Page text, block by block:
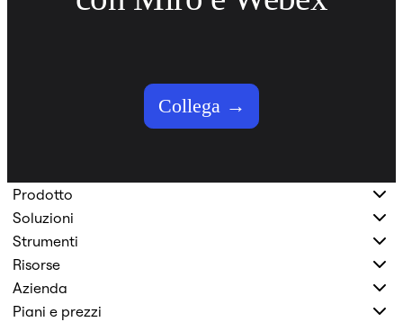
Collega →
Prodotto
Soluzioni
Strumenti
Risorse
Azienda
Piani e prezzi